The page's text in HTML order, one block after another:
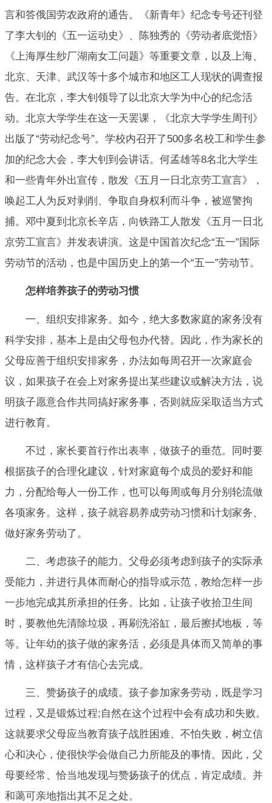
言和答俄国劳农政府的通告。《新青年》纪念专号还刊登
了李大钊的《五一运动史》、陈独秀的《劳动者底觉悟》
《上海厚生纱厂湖南女工问题》等重要文章，以及上海、
北京、天津、武汉等十多个城市和地区工人现状的调查报
告。在北京，李大钊领导了以北京大学为中心的纪念活
动。北京大学学生在这一天罢课，《北京大学学生周刊》
出版了“劳动纪念号”。学校内召开了500多名校工和学生参
加的纪念大会，李大钊到会讲话。何孟雄等8名北大学生
和一些青年外出宣传，散发《五月一日北京劳工宣言》，
唤起工人为反对剥削、争取自身权利而斗争，被巡警拘
捕。邓中夏到北京长辛店，向铁路工人散发《五月一日北
京劳工宣言》并发表讲演。这是中国首次纪念“五一”国际
劳动节的活动，也是中国历史上的第一个“五一”劳动节。
怎样培养孩子的劳动习惯
一、组织安排家务。如今，绝大多数家庭的家务没有
科学安排，基本上是由父母包办代替。因此，作为家长的
父母应善于组织安排家务，办法如每周召开一次家庭会
议，如果孩子在会上对家务提出某些建议或解决方法，说
明孩子愿意合作共同搞好家务事，否则就应采取适当方式
进行教育。
不过，家长要首行作出表率，做孩子的垂范。同时要
根据孩子的合理化建议，针对家庭每个成员的爱好和能
力，分配给每人一份工作，也可以每周或每月分别轮流做
各项家务。这样，孩子就容易养成劳动习惯和计划家务、
做好家务劳动了。
二、考虑孩子的能力。父母必须考虑到孩子的实际承
受能力，并进行具体而耐心的指导或示范，教给怎样一步
一步地完成其所承担的任务。比如，让孩子收拾卫生间
时，要教他先清除垃圾，再刷洗浴缸，最后擦拭地板，等
等。让年幼的孩子做的家务活，必须是具体而又简单的事
情，这样孩子才有信心去完成。
三、赞扬孩子的成绩。孩子参加家务劳动，既是学习
过程，又是锻炼过程;自然在这个过程中会有成功和失败。
这就要求父母应当教育孩子战胜困难、不怕失败，树立信
心和决心，使很快学会做自己力所能及的事情。因此，父
母要经常、恰当地发现与赞扬孩子的优点，肯定成绩。并
和蔼可亲地指出其不足之处。